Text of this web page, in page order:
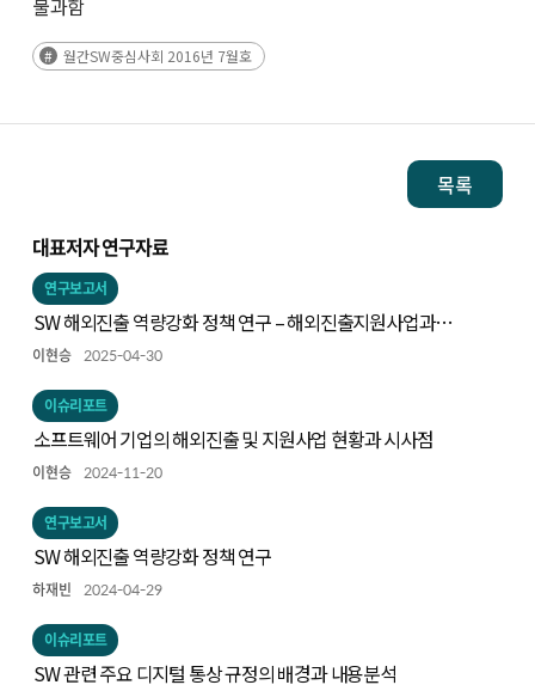
월간SW중심사회 2016년 7월호
목록
대표저자 연구자료
연구보고서
SW 해외진출 역량강화 정책 연구 – 해외진출지원사업과
사업환경
이현승 2025-04-30
이슈리포트
소프트웨어 기업의 해외진출 및 지원사업 현황과 시사점
이현승 2024-11-20
연구보고서
SW 해외진출 역량강화 정책 연구
하재빈 2024-04-29
이슈리포트
SW 관련 주요 디지털 통상 규정의 배경과 내용분석